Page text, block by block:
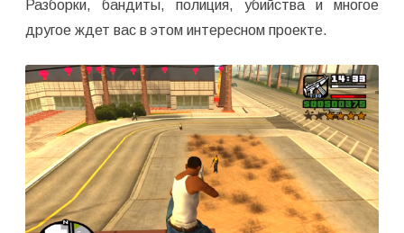
Разборки, бандиты, полиция, убийства и многое
другое ждет вас в этом интересном проекте.